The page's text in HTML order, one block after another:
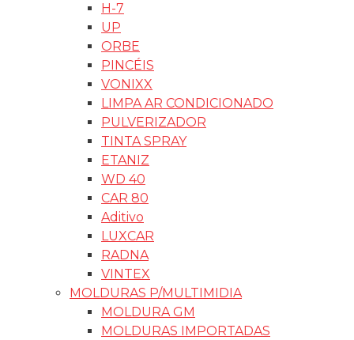
H-7
UP
ORBE
PINCÉIS
VONIXX
LIMPA AR CONDICIONADO
PULVERIZADOR
TINTA SPRAY
ETANIZ
WD 40
CAR 80
Aditivo
LUXCAR
RADNA
VINTEX
MOLDURAS P/MULTIMIDIA
MOLDURA GM
MOLDURAS IMPORTADAS